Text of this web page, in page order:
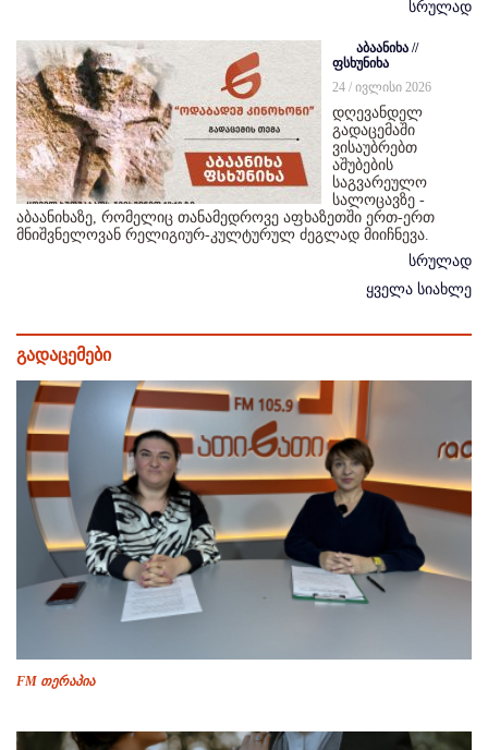
სრულად
აბაანიხა //
ფსხუნიხა
24 / ივლისი 2026
დღევანდელ
გადაცემაში
ვისაუბრებთ
აშუბების
საგვარეულო
სალოცავზე -
აბაანიხაზე, რომელიც თანამედროვე აფხაზეთში ერთ-ერთ
მნიშვნელოვან რელიგიურ-კულტურულ ძეგლად მიიჩნევა.
სრულად
ყველა სიახლე
გადაცემები
FM თერაპია